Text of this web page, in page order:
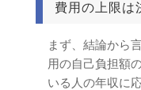
費用の上限は
まず、結論から
用の自己負担額
いる人の年収に